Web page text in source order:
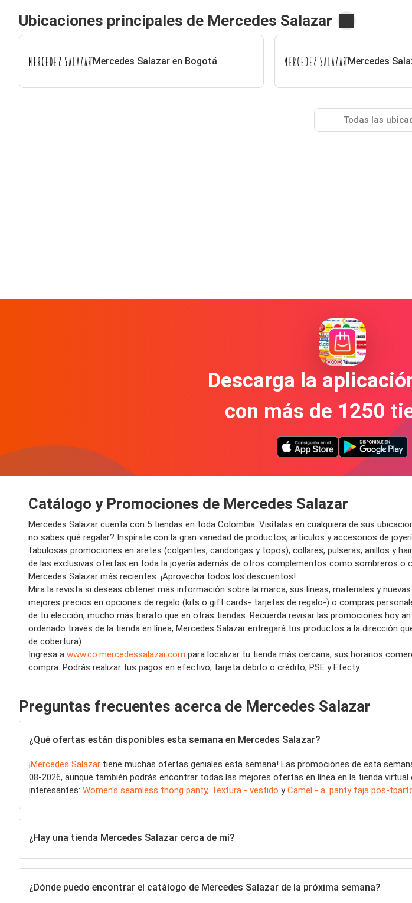
Ubicaciones principales de Mercedes Salazar
Mercedes Salazar en Bogotá Mercedes
Todas las
Descarga la
con más de 1250
Catálogo y Promociones de Mercedes Salazar
Mercedes Salazar cuenta con 5 tiendas en toda Colombia. Visítalas en cualquiera de sus
no sabes qué regalar? Inspírate con la gran variedad de productos, artículos y accesorios de
fabulosas promociones en aretes (colgantes, candongas y topos), collares, pulseras, anillos y
de las exclusivas ofertas en toda la joyería además de otros complementos como sombreros
Mercedes Salazar más recientes. ¡Aprovecha todos los descuentos!
Mira la revista si deseas obtener más información sobre la marca, sus líneas, materiales y
mejores precios en opciones de regalo (kits o gift cards- tarjetas de regalo-) o compras
de tu elección, mucho más barato que en otras tiendas. Recuerda revisar las promociones hoy
ordenado través de la tienda en línea, Mercedes Salazar entregará tus productos a la dirección
de cobertura).
Ingresa a www.co.mercedessalazar.com para localizar tu tienda más cercana, sus horarios
compra. Podrás realizar tus pagos en efectivo, tarjeta débito o crédito, PSE y Efecty.
Preguntas frecuentes acerca de Mercedes Salazar
¿Qué ofertas están disponibles esta semana en Mercedes Salazar?
¡Mercedes Salazar tiene muchas ofertas geniales esta semana! Las promociones de esta
08-2026, aunque también podrás encontrar todas las mejores ofertas en línea en la tienda virtual
interesantes: Women's seamless thong panty, Textura - vestido yCamel - a. panty faja pos-
¿Hay una tienda Mercedes Salazar cerca de mí?
¿Dónde puedo encontrar el catálogo de Mercedes Salazar de la próxima semana?